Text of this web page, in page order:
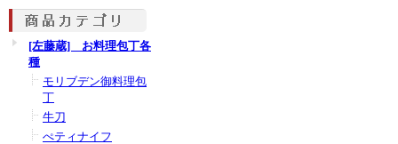
[左藤蔵] お料理包丁各
種
モリブデン御料理包
丁
牛刀
ぺティナイフ